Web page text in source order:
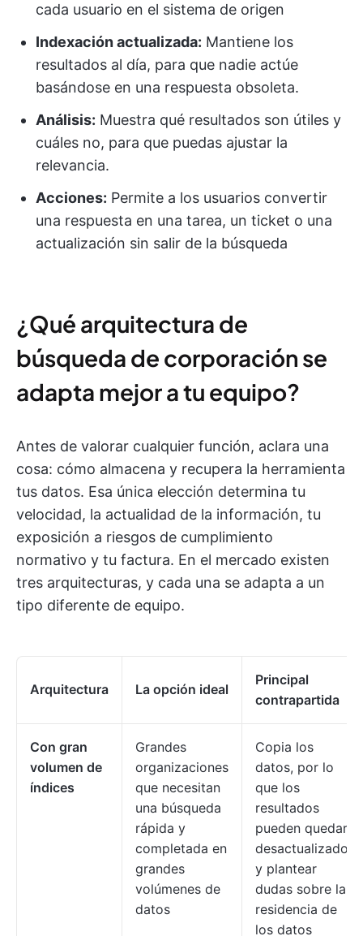
cada usuario en el sistema de origen
Indexación actualizada: Mantiene los
resultados al día, para que nadie actúe
basándose en una respuesta obsoleta.
Análisis: Muestra qué resultados son útiles y
cuáles no, para que puedas ajustar la
relevancia.
Acciones: Permite a los usuarios convertir
una respuesta en una tarea, un ticket o una
actualización sin salir de la búsqueda
¿Qué arquitectura de
búsqueda de corporación se
adapta mejor a tu equipo?
Antes de valorar cualquier función, aclara una
cosa: cómo almacena y recupera la herramienta
tus datos. Esa única elección determina tu
velocidad, la actualidad de la información, tu
exposición a riesgos de cumplimiento
normativo y tu factura. En el mercado existen
tres arquitecturas, y cada una se adapta a un
tipo diferente de equipo.
Arquitectura La opción ideal
Principal
contrapartida
Con gran
volumen de
índices
Grandes
organizaciones
que necesitan
una búsqueda
rápida y
completada en
grandes
volúmenes de
datos
Copia los
datos, por lo
que los
resultados
pueden quedar
desactualizados
y plantear
dudas sobre la
residencia de
los datos